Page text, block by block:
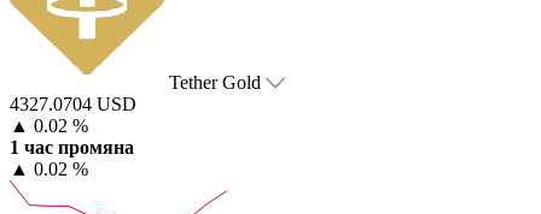
Tether Gold
4327.0704 USD
▲ 0.02 %
1 час промяна
▲ 0.02 %